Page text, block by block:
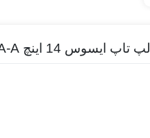
لپ تاپ ایسوس 14 اینچ VivoBook 14 X409JA-A